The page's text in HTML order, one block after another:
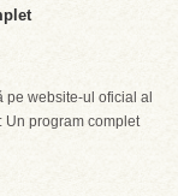
pe website-ul oficial al
program complet